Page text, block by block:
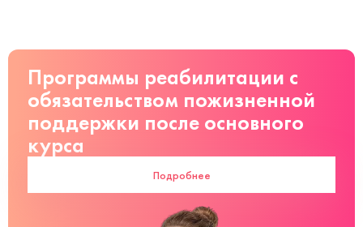
Программы реабилитации с
обязательством пожизненной
поддержки после основного
курса
Подробнее